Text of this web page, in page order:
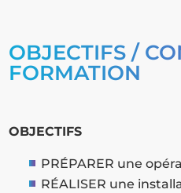
OBJECTIFS /
FORMATION
OBJECTIFS
PRÉPARER une
RÉALISER une